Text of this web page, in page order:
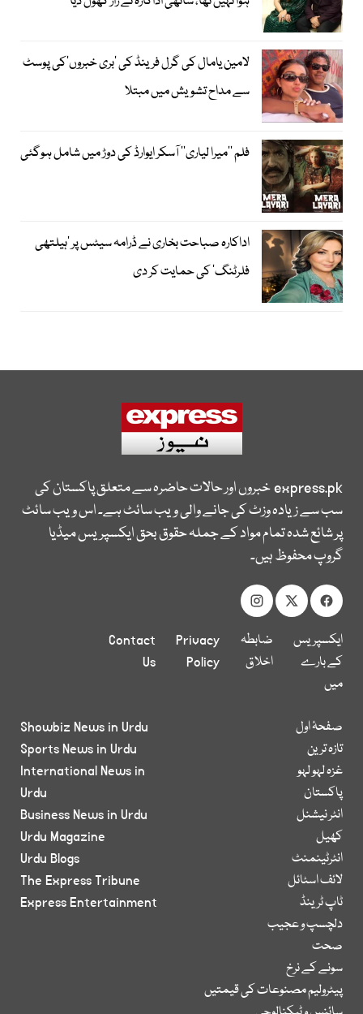
لامین یامال کی گرل فرینڈ کی ’بری خبروں‘کی پوسٹ
سے مداح تشویش میں مبتلا
فلم ’’میرا لیاری‘‘ آسکر ایوارڈ کی دوڑ میں شامل ہوگئی
اداکارہ صباحت بخاری نے ڈرامہ سیٹس پر ’ہیلتھی
فلرٹنگ‘ کی حمایت کر دی
express.pkخبروں اور حالات حاضرہ سے متعلق پاکستان کی
سب سے زیادہ وزٹ کی جانے والی ویب سائٹ ہے۔ اس ویب سائٹ
پر شائع شدہ تمام مواد کے جملہ حقوق بحق ایکسپریس میڈیا
گروپ محفوظ ہیں۔
ایکسپریس
کے بارے
میں
ضابطہ
اخلاق
Privacy
Policy
Contact
Us
صفحۂ اول
تازہ ترین
غزہ لہو لہو
پاکستان
انٹر نیشنل
کھیل
انٹرٹینمنٹ
لائف اسٹائل
ٹاپ ٹرینڈ
دلچسپ و عجیب
صحت
سونے کے نرخ
پیٹرولیم مصنوعات کی قیمتیں
Showbiz News in Urdu
Sports News in Urdu
International News in
Urdu
Business News in Urdu
Urdu Magazine
Urdu Blogs
The Express Tribune
Express Entertainment